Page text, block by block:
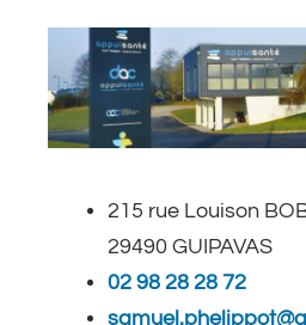
215 rue Louison
29490 GUIPAVAS
02 98 28 28 72